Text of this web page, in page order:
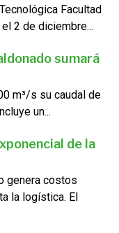
Facultad
2 de diciembre...
sumará
m³/s su caudal de
un...
de la
genera costos
la logística. El